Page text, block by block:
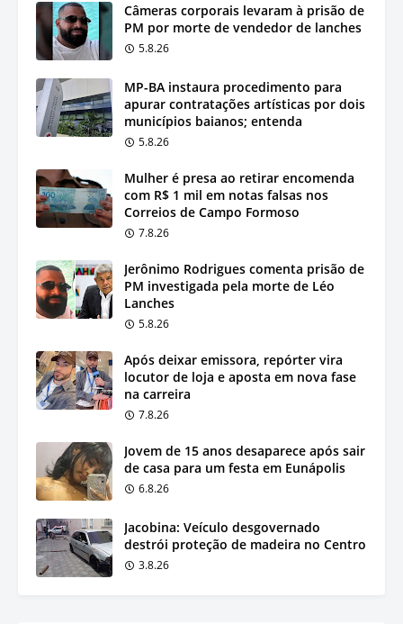
Câmeras corporais levaram à prisão de
PM por morte de vendedor de lanches
5.8.26
MP-BA instaura procedimento para
apurar contratações artísticas por dois
municípios baianos; entenda
5.8.26
Mulher é presa ao retirar encomenda
com R$ 1 mil em notas falsas nos
Correios de Campo Formoso
7.8.26
Jerônimo Rodrigues comenta prisão de
PM investigada pela morte de Léo
Lanches
5.8.26
Após deixar emissora, repórter vira
locutor de loja e aposta em nova fase
na carreira
7.8.26
Jovem de 15 anos desaparece após sair
de casa para um festa em Eunápolis
6.8.26
Jacobina: Veículo desgovernado
destrói proteção de madeira no Centro
3.8.26